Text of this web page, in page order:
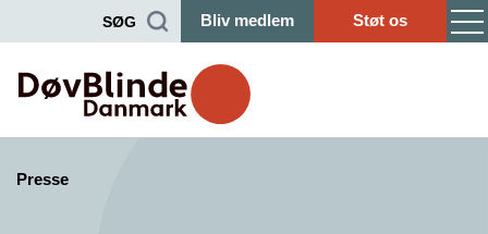
SØG Bliv medlem Støt os
Presse